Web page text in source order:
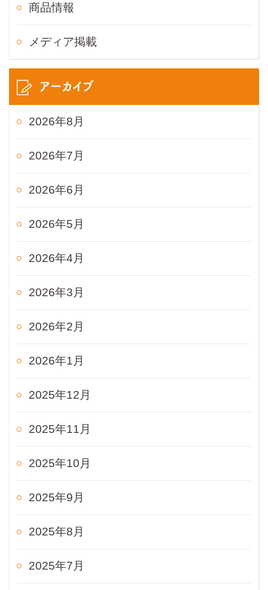
商品情報
メディア掲載
アーカイブ
2026年8月
2026年7月
2026年6月
2026年5月
2026年4月
2026年3月
2026年2月
2026年1月
2025年12月
2025年11月
2025年10月
2025年9月
2025年8月
2025年7月